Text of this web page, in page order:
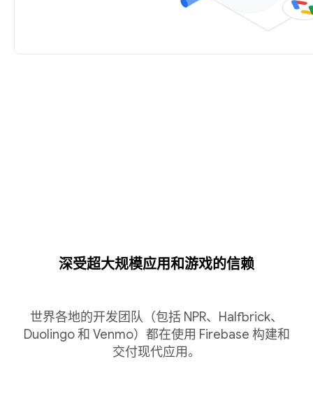
深受超大规模应用和游戏的信赖
世界各地的开发团队（包括 NPR、Halfbrick、
Duolingo 和 Venmo）都在使用 Firebase 构建和
交付现代应用。